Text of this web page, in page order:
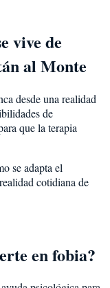
vive de
al Monte
desde una realidad
de
que la terapia
se adapta el
cotidiana de
en fobia?